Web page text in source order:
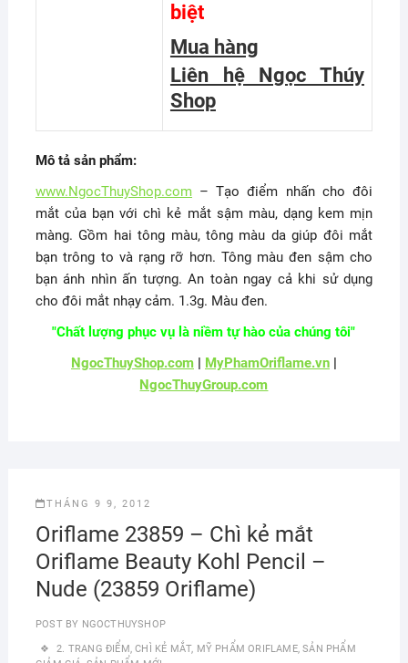
biệt
Mua hàng
Liên hệ Ngọc Thúy
Shop
Mô tả sản phẩm:
www.NgocThuyShop.com– Tạo điểm nhấn cho đôi
mắt của bạn với chì kẻ mắt sậm màu, dạng kem mịn
màng. Gồm hai tông màu, tông màu da giúp đôi mắt
bạn trông to và rạng rỡ hơn. Tông màu đen sậm cho
bạn ánh nhìn ấn tượng. An toàn ngay cả khi sử dụng
cho đôi mắt nhạy cảm. 1.3g. Màu đen.
"Chất lượng phục vụ là niềm tự hào của chúng tôi"
NgocThuyShop.com| MyPhamOriflame.vn|
NgocThuyGroup.com
THÁNG 9 9, 2012
Oriflame 23859 – Chì kẻ mắt
Oriflame Beauty Kohl Pencil –
Nude (23859 Oriflame)
POST BY NGOCTHUYSHOP
2. TRANG ĐIỂM,CHÌ KẺ MẮT, MỸ PHẨM ORIFLAME,SẢN PHẨM